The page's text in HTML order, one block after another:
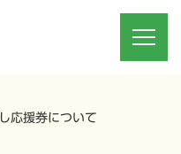
応援券について